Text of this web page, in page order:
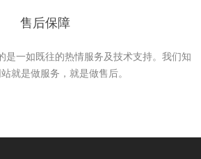
售后保障
是一如既往的热情服务及技术支持。我们知
就是做服务，就是做售后。